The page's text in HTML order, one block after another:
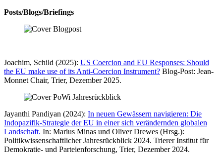
Posts/Blogs/Briefings
Joachim, Schild (2025): US Coercion and EU Responses: Should
the EU make use of its Anti-Coercion Instrument? Blog-Post: Jean-
Monnet Chair, Trier, Dezember 2025.
Jayanthi Pandiyan (2024): In neuen Gewässern navigieren: Die
Indopazifik-Strategie der EU in einer sich verändernden globalen
Landschaft. In: Marius Minas und Oliver Drewes (Hrsg.):
Politikwissenschaftlicher Jahresrückblick 2024. Trierer Institut für
Demokratie- und Parteienforschung, Trier, Dezember 2024.